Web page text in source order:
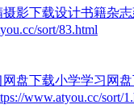
影下载设计书籍杂
sort/83.html
盘下载小学学习网
www.atyou.cc/sort/